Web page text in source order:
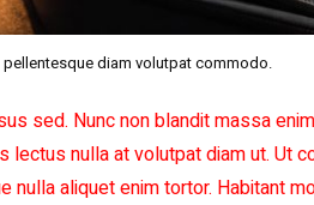
pellentesque diam volutpat commodo.
sed. Nunc non blandit massa
lectus nulla at volutpat diam ut. Ut
aliquet enim tortor. Habitant